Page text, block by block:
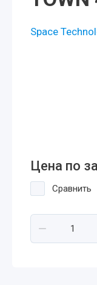
Space
Цена по
Сравнить